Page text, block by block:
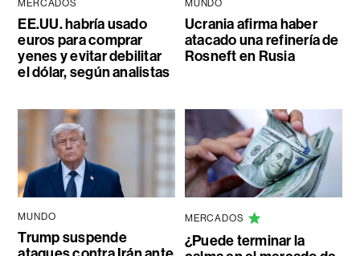
MERCADOS
EE.UU. habría usado
euros para comprar
yenes y evitar debilitar
el dólar, según analistas
MUNDO
Ucrania afirma haber
atacado una refinería de
Rosneft en Rusia
MUNDO
Trump suspende
MERCADOS
¿Puede terminar la